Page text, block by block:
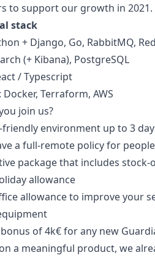
to support our growth in 2021.
stack
+ Django, Go, RabbitMQ,
(+ Kibana), PostgreSQL
/ Typescript
Terraform, AWS
join us?
environment up to 3
a full-remote policy for
package that includes stock-
allowance
allowance to improve your
of 4k€ for any new
a meaningful product, we